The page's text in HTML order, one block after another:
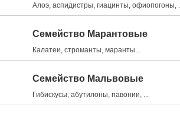
Алоэ, аспидистры, гиацинты, офиопогоны, ...
Семейство Марантовые
Калатеи, строманты, маранты...
Семейство Мальвовые
Гибискусы, абутилоны, павонии, ...